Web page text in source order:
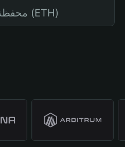
محفظة إيثيريوم (ETH)